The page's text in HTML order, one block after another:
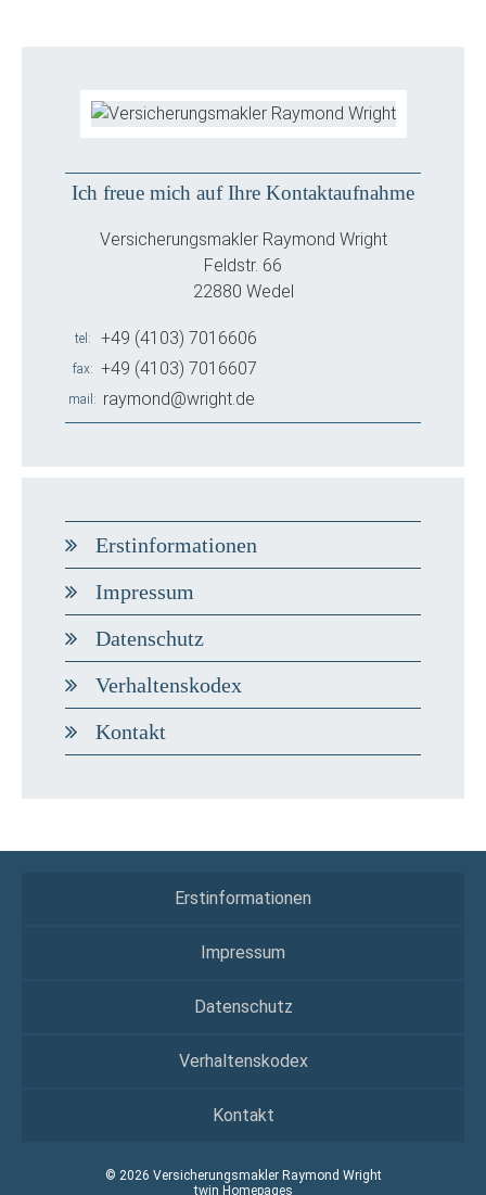
Ich freue mich auf Ihre Kontaktaufnahme
Versicherungsmakler Raymond Wright
Feldstr. 66
22880 Wedel
tel +49 (4103) 7016606
fax +49 (4103) 7016607
mail raymond@wright.de
Erstinformationen
Impressum
Datenschutz
Verhaltenskodex
Kontakt
Erstinformationen
Impressum
Datenschutz
Verhaltenskodex
Kontakt
© 2026 Versicherungsmakler Raymond Wright
twin Homepages